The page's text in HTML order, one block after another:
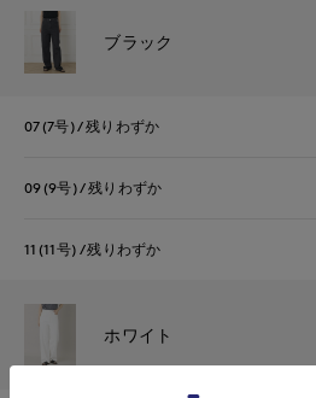
ブラック
07(7号) 残りわずか
09(9号) 残りわずか
11(11号) 残りわずか
ホワイト